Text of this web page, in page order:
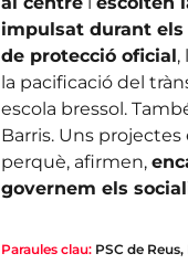
impulsat durant
de protecció oficial,
la pacificació del
escola bressol.
Barris. Uns
perquè, afirmen,
governem els
Paraules clau: PSC de Reus,